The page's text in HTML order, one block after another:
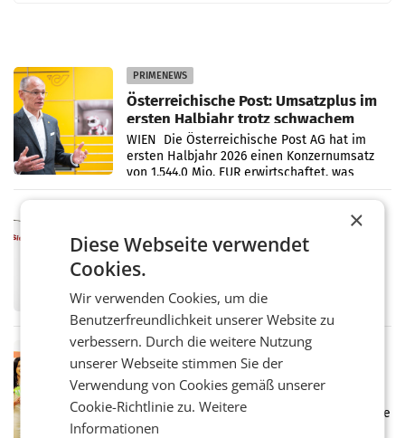
PRIMENEWS
Österreichische Post: Umsatzplus im
ersten Halbjahr trotz schwachem
Briefgeschäft
WIEN Die Österreichische Post AG hat im
ersten Halbjahr 2026 einen Konzernumsatz
von 1.544,0 Mio. EUR erwirtschaftet, was
einem Plus von 3,8 Prozent gegenüber dem
Vergleichszeitraum
ProSiebenSat.1 spart und macht
überraschend viel Gewinn
UNTERFÖHRING/MAILAND/AMSTERDAM. Der
Frühjahr dank Kostensenkungen operativ
wieder Gewinn gemacht und die
Markterwartung deutlich übertroffen.
RETAIL
Eine Bühne für Zirkularität: ARA und
Müller informieren am POS über
Kreislauffähigkeit
Über den gesamten August hinweg rücken die
Altstoff Recycling Austria AG (ARA) und der
×
Diese Webseite verwendet
Cookies.
Wir verwenden Cookies, um die
Benutzerfreundlichkeit unserer Website zu
verbessern. Durch die weitere Nutzung
unserer Webseite stimmen Sie der
Verwendung von Cookies gemäß unserer
Cookie-Richtlinie zu.Weitere
Informationen